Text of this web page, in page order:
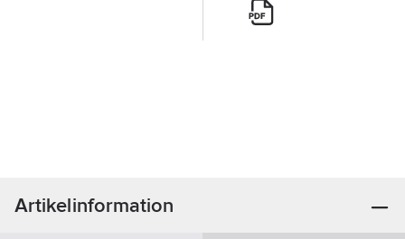
Artikelinformation